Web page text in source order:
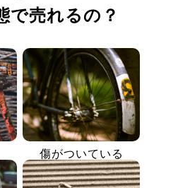
で売れるの？
傷がついている